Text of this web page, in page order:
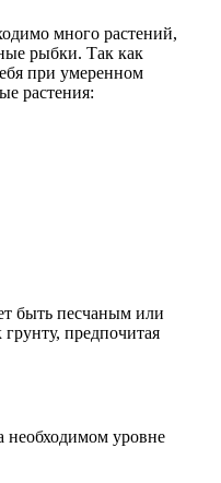
много растений,
рыбки. Так как
при умеренном
растения:
быть песчаным или
предпочитая
необходимом уровне